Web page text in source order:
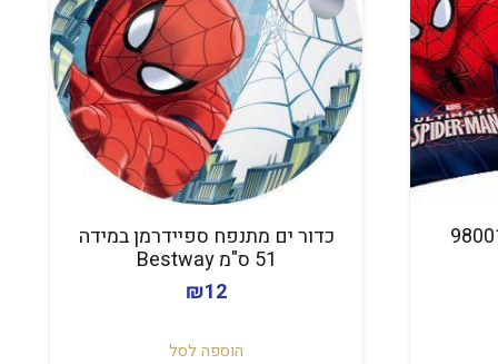
ידיים ספיידרמן 98001 כדור ים מתנפח ספיידרמן במידה
51 ס"מ Bestway
₪12
הוספה לסל